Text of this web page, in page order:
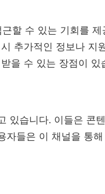
할 수 있는 기회를
추가적인 정보나 지
을 수 있는 장점이 있
있습니다. 이들은 콘
들은 이 채널을 통